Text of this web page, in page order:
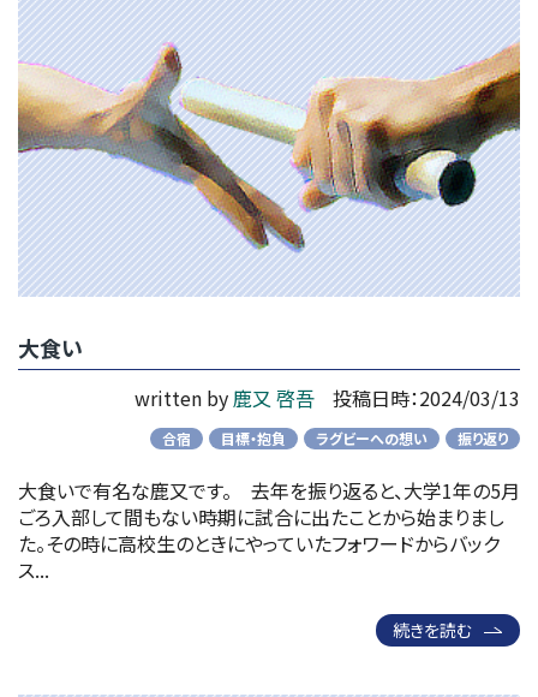
大食い
written by鹿又 啓吾 投稿日時：2024/03/13
合宿 目標・抱負 ラグビーへの想い 振り返り
大食いで有名な鹿又です。 去年を振り返ると、大学1年の5月
ごろ入部して間もない時期に試合に出たことから始まりまし
た。その時に高校生のときにやっていたフォワードからバック
ス...
続きを読む